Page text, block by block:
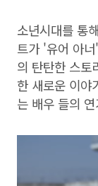
소년시대를 통
트가 '유어 아
의 탄탄한 스토
한 새로운 이야
는 배우 들의